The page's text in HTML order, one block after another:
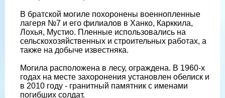
В братской могиле похоронены военнопленные
лагеря №7 и его филиалов в Ханко, Карккила,
Лохья, Мустио. Пленные использовались на
сельскохозяйственных и строительных работах, а
также на добыче известняка.
Могила расположена в лесу, ограждена. В 1960-х
годах на месте захоронения установлен обелиск и
в 2010 году - гранитный памятник с именами
погибших солдат.